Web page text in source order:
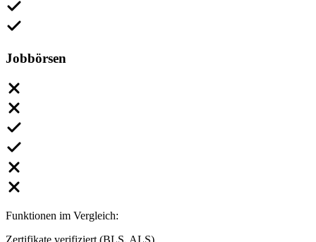
Jobbörsen
Funktionen im Vergleich:
Zertifikate verifiziert (BLS, ALS)